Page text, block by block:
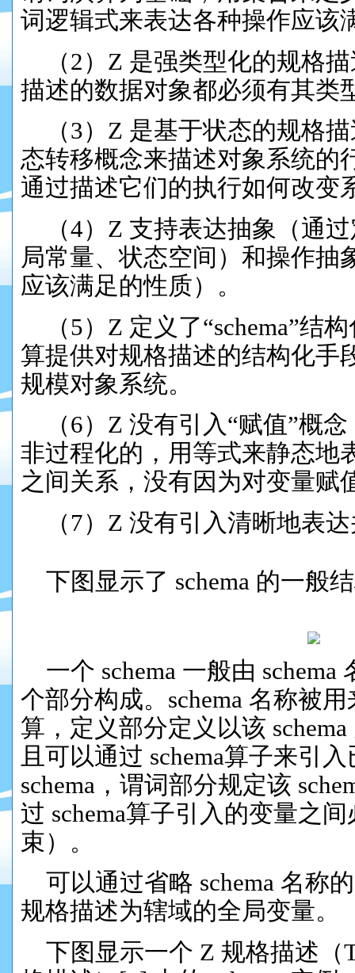
词逻辑式来表达各种操作应该
（2） Z 是强类型化的规格
描述的数据对象都必须有其类
（3） Z 是基于状态的规格
态转移概念来描述对象系统的
通过描述它们的执行如何改变
（4） Z 支持表达抽象（通
局常量、状态空间 ）和操作抽
应该满足的性质）。
（5）Z 定义了“schema”结
算提供对规格描述的结构化手
规模对象系统。
（6）Z 没有引入“赋值”概
非过程化的，用等式来静态地
之间关系 ，没有因为对变量
（7）Z 没有引入清晰地表
下图显示了 schema 的一
一个 schema 一般由 schema
个部分构成。 schema 名称被
算，定义部分定义以该
且可以通过 schema算子来引
schema， 谓词部分规定该
过 schema算子引入的变量之间
束）。
可以通过省略 schema 名称
规格描述为辖域的全局变量。
下图显示一个 Z 规格描述（